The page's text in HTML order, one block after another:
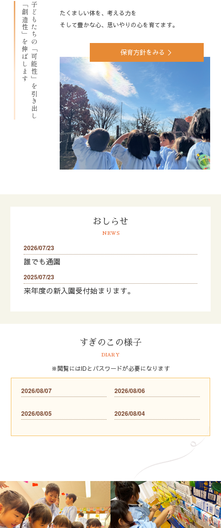
子どもたちの「可能性」を引き出し
「創造性」を伸ばします
たくましい体を、考える力を
そして豊かな心、思いやりの心を育てます。
保育方針をみる ＞
おしらせ
NEWS
2026/07/23
誰でも通園
2025/07/23
来年度の新入園受付始まります。
すぎのこの様子
DIARY
※閲覧にはIDとパスワードが必要になります
2026/08/07 2026/08/06
2026/08/05 2026/08/04